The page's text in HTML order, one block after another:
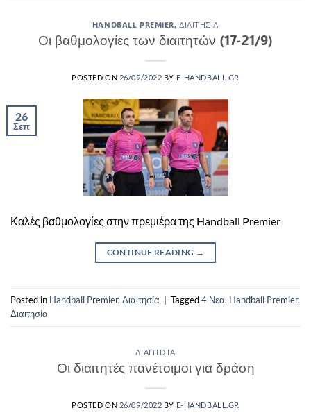
HANDBALL PREMIER,ΔΙΑΙΤΗΣΊΑ
Οι βαθμολογίες των διαιτητών (17-21/9)
POSTED ON 26/09/2022 BY E-HANDBALL.GR
26
Σεπ
Καλές βαθμολογίες στην πρεμιέρα της Handball Premier
CONTINUE READING →
Posted in Handball Premier, Διαιτησία Tagged4 Νεα, Handball Premier,
Διαιτησία
ΔΙΑΙΤΗΣΊΑ
Οι διαιτητές πανέτοιμοι για δράση
POSTED ON 26/09/2022 BY E-HANDBALL.GR